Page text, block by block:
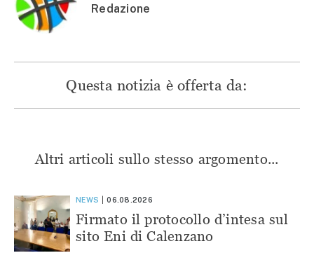
Redazione
Questa notizia è offerta da:
Altri articoli sullo stesso argomento...
NEWS 06.08.2026
Firmato il protocollo d’intesa sul
sito Eni di Calenzano